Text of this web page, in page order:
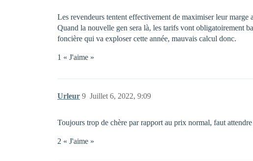
Les revendeurs tentent effectivement de maximiser leur marge
Quand la nouvelle gen sera là, les tarifs vont obligatoirement
foncière qui va exploser cette année, mauvais calcul donc.
1 « J'aime »
Urleur Juillet 6, 2022, 9:09
9
Toujours trop de chère par rapport au prix normal, faut
2 « J'aime »